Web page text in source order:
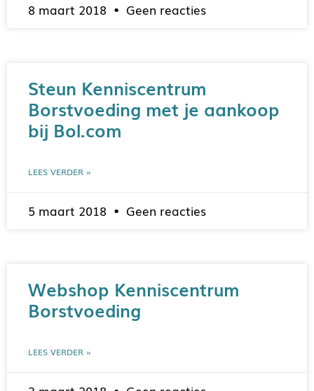
8 maart 2018 Geen reacties
Steun Kenniscentrum
Borstvoeding met je aankoop
bij Bol.com
LEES VERDER »
5 maart 2018 Geen reacties
Webshop Kenniscentrum
Borstvoeding
LEES VERDER »